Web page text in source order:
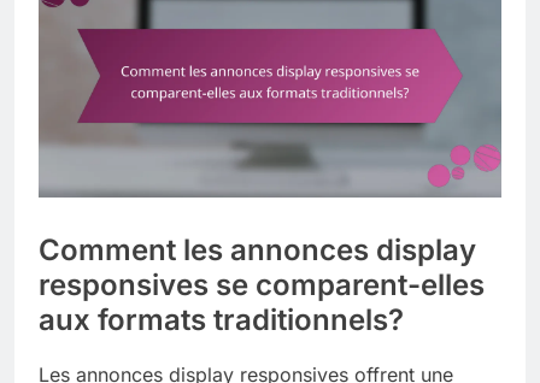
Comment les annonces display
responsives se comparent-elles
aux formats traditionnels?
Les annonces display responsives offrent une